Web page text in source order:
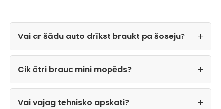
Vai ar šādu auto drīkst braukt pa šoseju?
Cik ātri brauc mini mopēds?
Vai vajag tehnisko apskati?